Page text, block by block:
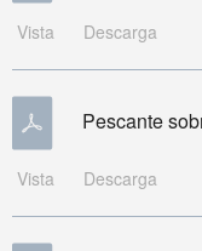
Vista Descarga
Pescante
Vista Descarga